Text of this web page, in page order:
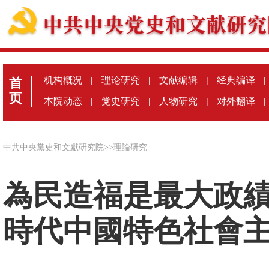
首
页
机构概况 | 理论研究 | 文献编辑 | 经典编译 |
本院动态 | 党史研究 | 人物研究 | 对外翻译 |
中共中央黨史和文獻研究院>>理論研究
為民造福是最大政
時代中國特色社會